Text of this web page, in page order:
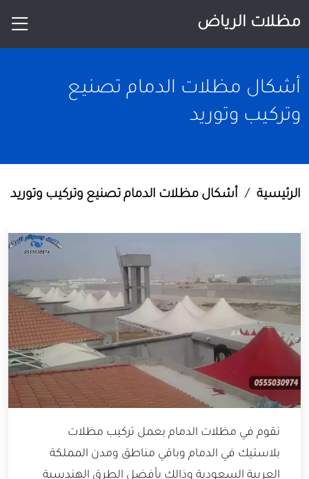
مظلات الرياض
أشكال مظلات الدمام تصنيع
وتركيب وتوريد
الرئيسية أشكال مظلات الدمام تصنيع وتركيب وتوريد
نقوم في مظلات الدمام بعمل تركيب مظلات
بلاستيك في الدمام وباقي مناطق ومدن المملكة
العربية السعودية وذالك بأفضل الطرق الهندسية